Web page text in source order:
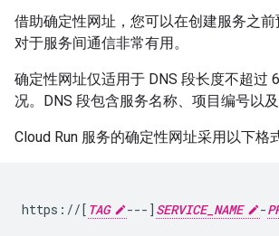
借助确定性网址，您可以在创建服务之
对于服务间通信非常有用。
确定性网址仅适用于 DNS 段长度不超过
况。DNS 段包含服务名称、项目编号以及
Cloud Run 服务的确定性网址采用以下格
https://[ TAG ---] SERVICE_NAME -